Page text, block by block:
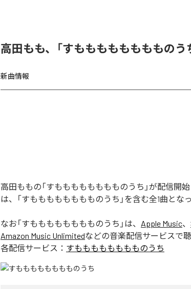
高田もも、「すもももももももものう
新曲情報
高田ももの「すもももももももものうち」が配信開
は、「すもももももももものうち」を含む全1曲とな
なお「すもももももももものうち 」は、 Apple Music、
Amazon Music Unlimitedなどの音楽配信サービスで
各配信サービス： すもももももももものうち